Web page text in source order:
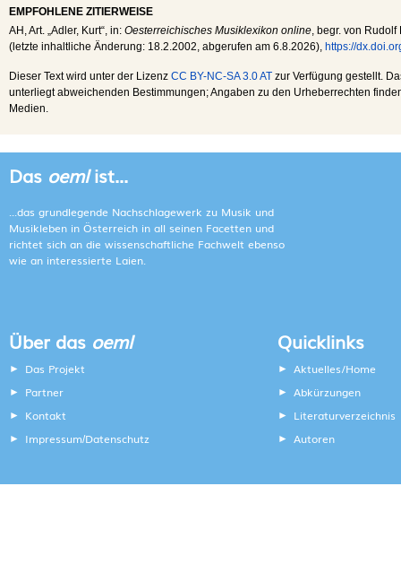
EMPFOHLENE ZITIERWEISE
AH , Art. „Adler, Kurt“, in: Oesterreichisches Musiklexikon online , begr. von
(letzte inhaltliche Änderung: 18.2.2002 , abgerufen am 6.8.2026), https://
Dieser Text wird unter der Lizenz CC BY-NC-SA 3.0 AT zur Verfügung gestellt.
unterliegt abweichenden Bestimmungen; Angaben zu den Urheberrechten
Medien.
Das oemlist...
...das grundlegende Nachschlagewerk zu Musik und
Musikleben in Österreich in all seinen Facetten und
richtet sich an die wissenschaftliche Fachwelt ebenso
wie an interessierte Laien.
Über das oeml
Das Projekt
Partner
Kontakt
Impressum/Datenschutz
Quicklinks
Aktuelles/Home
Abkürzungen
Literaturverzeichnis
Autoren